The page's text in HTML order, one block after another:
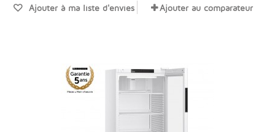
Ajouter à ma liste d'envies Ajouter au comparateur